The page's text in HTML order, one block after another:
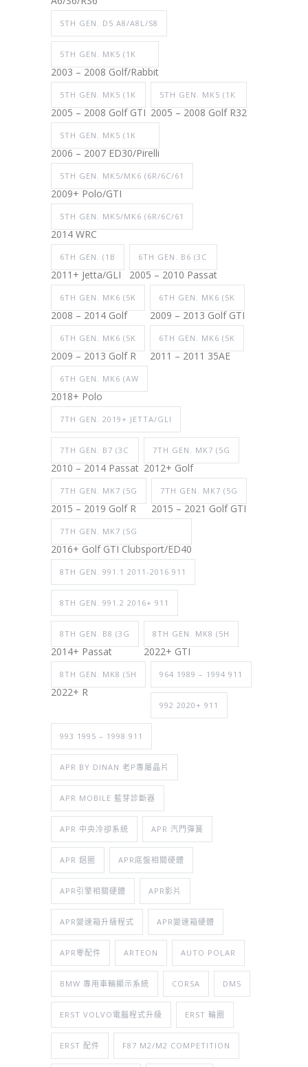
5TH GEN. D5 A8/A8L/S8
5TH GEN. MK5 (1K
2003 – 2008 Golf/Rabbit
5TH GEN. MK5 (1K
2005 – 2008 Golf GTI
5TH GEN. MK5 (1K
2005 – 2008 Golf R32
5TH GEN. MK5 (1K
2006 – 2007 ED30/Pirelli
5TH GEN. MK5/MK6 (6R/6C/61
2009+ Polo/GTI
5TH GEN. MK5/MK6 (6R/6C/61
2014 WRC
6TH GEN. (1B
2011+ Jetta/GLI
6TH GEN. B6 (3C
2005 – 2010 Passat
6TH GEN. MK6 (5K
2008 – 2014 Golf
6TH GEN. MK6 (5K
2009 – 2013 Golf GTI
6TH GEN. MK6 (5K
2009 – 2013 Golf R
6TH GEN. MK6 (5K
2011 – 2011 35AE
6TH GEN. MK6 (AW
2018+ Polo
7TH GEN. 2019+ JETTA/GLI
7TH GEN. B7 (3C
2010 – 2014 Passat
7TH GEN. MK7 (5G
2012+ Golf
7TH GEN. MK7 (5G
2015 – 2019 Golf R
7TH GEN. MK7 (5G
2015 – 2021 Golf GTI
7TH GEN. MK7 (5G
2016+ Golf GTI Clubsport/ED40
8TH GEN. 991.1 2011-2016 911
8TH GEN. 991.2 2016+ 911
8TH GEN. B8 (3G
2014+ Passat
8TH GEN. MK8 (5H
2022+ GTI
8TH GEN. MK8 (5H
2022+ R
964 1989 – 1994 911
992 2020+ 911
993 1995 – 1998 911
APR BY DINAN 老P專屬晶片
APR MOBILE 藍芽診斷器
APR 中央冷卻系統 APR 汽門彈簧
APR 鋁圈 APR底盤相關硬體
APR引擎相關硬體 APR影片
APR變速箱升級程式 APR變速箱硬體
APR零配件 ARTEON AUTO POLAR
BMW 專用車輛顯示系統 CORSA DMS
ERST VOLVO電腦程式升級 ERST 輪圈
ERST 配件 F87 M2/M2 COMPETITION